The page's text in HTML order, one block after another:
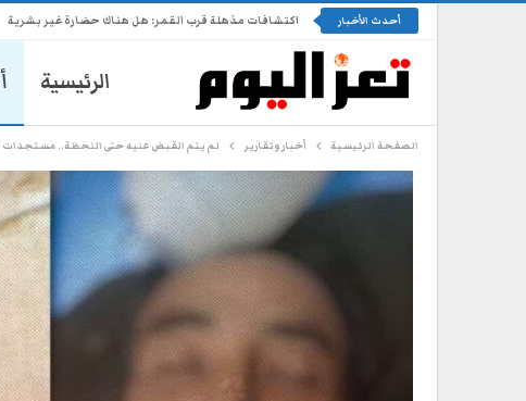
أحدث الأخبار اكتشافات مذهلة قرب القمر: هل هناك حضارة غير بشرية
الرئيسية
الصفحة الرئيسية أخبار وتقارير لم يتم القبض عليه حتى اللحظة..